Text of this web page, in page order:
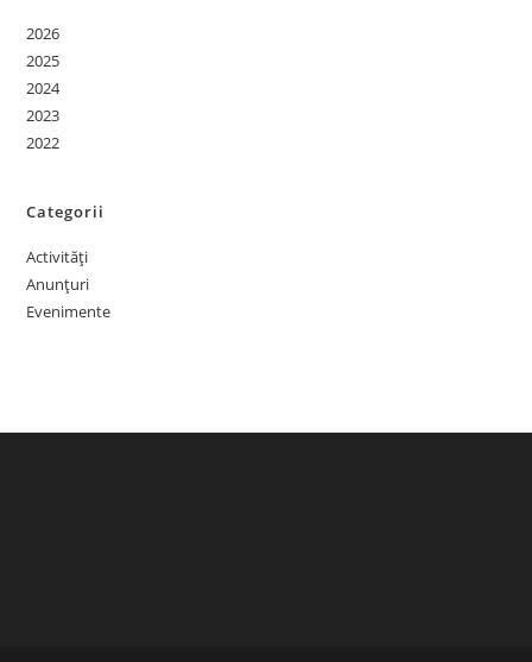
2026
2025
2024
2023
2022
Categorii
Activități
Anunțuri
Evenimente